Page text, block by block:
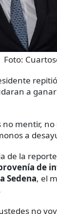
Foto:
a
no mentir,
a
de la
de
Sedena, el
no